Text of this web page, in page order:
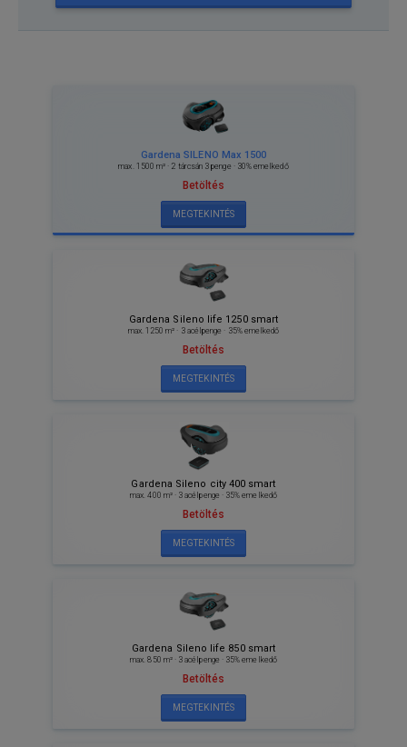
Gardena SILENO Max 1500
max. 1500 m² · 2 tárcsán 3 penge · 30% emelkedő
Betöltés
MEGTEKINTÉS
Gardena Sileno life 1250 smart
max. 1250 m² · 3 acélpenge · 35% emelkedő
Betöltés
MEGTEKINTÉS
Gardena Sileno city 400 smart
max. 400 m² · 3 acélpenge · 35% emelkedő
Betöltés
MEGTEKINTÉS
Gardena Sileno life 850 smart
max. 850 m² · 3 acélpenge · 35% emelkedő
Betöltés
MEGTEKINTÉS